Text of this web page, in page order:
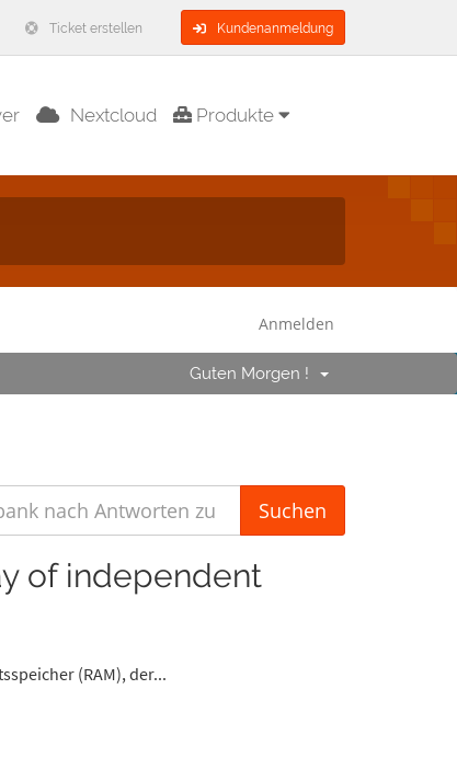
Ticket erstellen Kundenanmeldung
Nextcloud Produkte
Anmelden
Guten Morgen !
of independent
(RAM), der...